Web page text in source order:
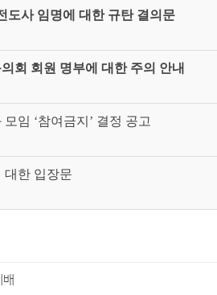
도사 임명에 대한 규탄 결의문
회 회원 명부에 대한 주의 안내
임 ‘참여금지’ 결정 공고
대한 입장문